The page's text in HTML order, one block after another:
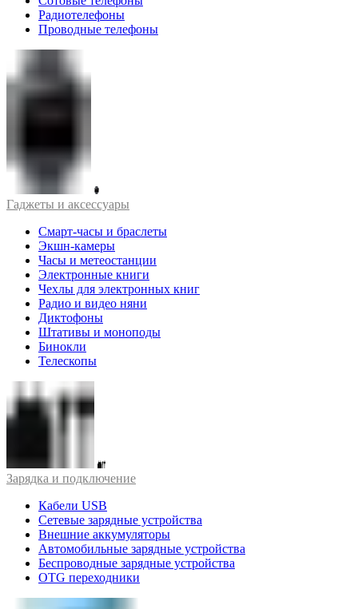
Радиотелефоны
Проводные телефоны
Гаджеты и аксессуары
Смарт-часы и браслеты
Экшн-камеры
Часы и метеостанции
Электронные книги
Чехлы для электронных книг
Радио и видео няни
Диктофоны
Штативы и моноподы
Бинокли
Телескопы
Зарядка и подключение
Кабели USB
Сетевые зарядные устройства
Внешние аккумуляторы
Автомобильные зарядные устройства
Беспроводные зарядные устройства
OTG переходники